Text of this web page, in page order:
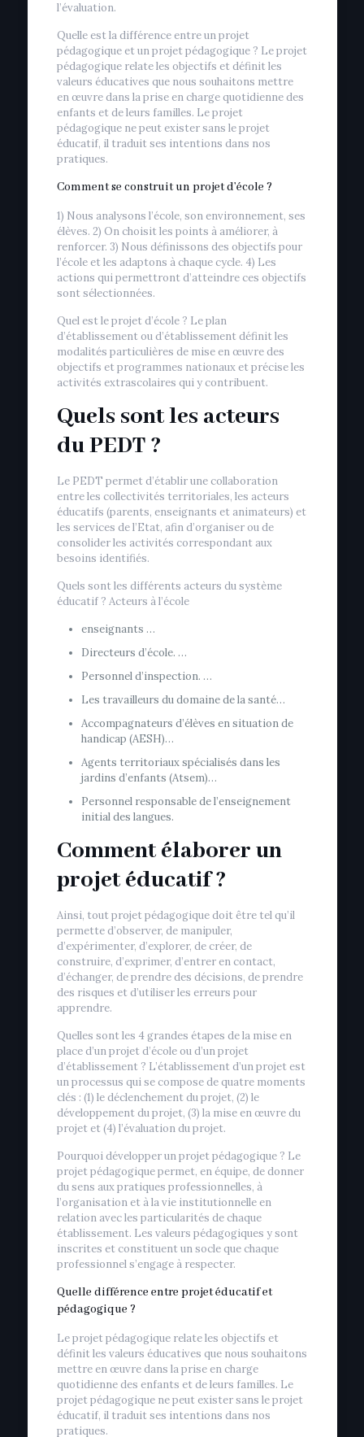
l’évaluation.
Quelle est la différence entre un projet
pédagogique et un projet pédagogique ? Le projet
pédagogique relate les objectifs et définit les
valeurs éducatives que nous souhaitons mettre
en œuvre dans la prise en charge quotidienne des
enfants et de leurs familles. Le projet
pédagogique ne peut exister sans le projet
éducatif, il traduit ses intentions dans nos
pratiques.
Comment se construit un projet d’école ?
1) Nous analysons l’école, son environnement, ses
élèves. 2) On choisit les points à améliorer, à
renforcer. 3) Nous définissons des objectifs pour
l’école et les adaptons à chaque cycle. 4) Les
actions qui permettront d’atteindre ces objectifs
sont sélectionnées.
Quel est le projet d’école ? Le plan
d’établissement ou d’établissement définit les
modalités particulières de mise en œuvre des
objectifs et programmes nationaux et précise les
activités extrascolaires qui y contribuent.
Quels sont les acteurs
du PEDT ?
Le PEDT permet d’établir une collaboration
entre les collectivités territoriales, les acteurs
éducatifs (parents, enseignants et animateurs) et
les services de l’Etat, afin d’organiser ou de
consolider les activités correspondant aux
besoins identifiés.
Quels sont les différents acteurs du système
éducatif ? Acteurs à l’école
enseignants …
Directeurs d’école. …
Personnel d’inspection. …
Les travailleurs du domaine de la santé…
Accompagnateurs d’élèves en situation de
handicap (AESH)…
Agents territoriaux spécialisés dans les
jardins d’enfants (Atsem)…
Personnel responsable de l’enseignement
initial des langues.
Comment élaborer un
projet éducatif ?
Ainsi, tout projet pédagogique doit être tel qu’il
permette d’observer, de manipuler,
d’expérimenter, d’explorer, de créer, de
construire, d’exprimer, d’entrer en contact,
d’échanger, de prendre des décisions, de prendre
des risques et d’utiliser les erreurs pour
apprendre.
Quelles sont les 4 grandes étapes de la mise en
place d’un projet d’école ou d’un projet
d’établissement ? L’établissement d’un projet est
un processus qui se compose de quatre moments
clés : (1) le déclenchement du projet, (2) le
développement du projet, (3) la mise en œuvre du
projet et (4) l’évaluation du projet.
Pourquoi développer un projet pédagogique ? Le
projet pédagogique permet, en équipe, de donner
du sens aux pratiques professionnelles, à
l’organisation et à la vie institutionnelle en
relation avec les particularités de chaque
établissement. Les valeurs pédagogiques y sont
inscrites et constituent un socle que chaque
professionnel s’engage à respecter.
Quelle différence entre projet éducatif et
pédagogique ?
Le projet pédagogique relate les objectifs et
définit les valeurs éducatives que nous souhaitons
mettre en œuvre dans la prise en charge
quotidienne des enfants et de leurs familles. Le
projet pédagogique ne peut exister sans le projet
éducatif, il traduit ses intentions dans nos
pratiques.